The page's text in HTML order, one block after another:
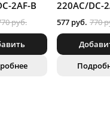
2AF-B
руб.
220AC/DC-
577 руб. 770